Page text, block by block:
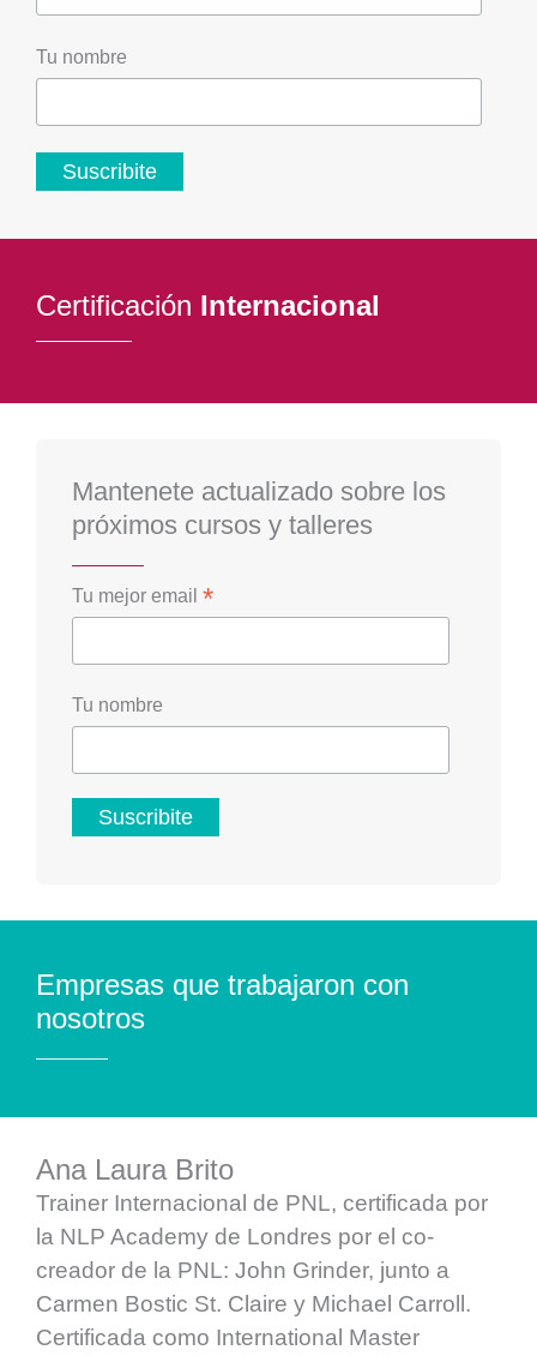
Tu nombre
Certificación Internacional
Mantenete actualizado sobre los
próximos cursos y talleres
Tu mejor email *
Tu nombre
Empresas que trabajaron con
nosotros
Ana Laura Brito
Trainer Internacional de PNL, certificada por
la NLP Academy de Londres por el co-
creador de la PNL: John Grinder, junto a
Carmen Bostic St. Claire y Michael Carroll.
Certificada como International Master